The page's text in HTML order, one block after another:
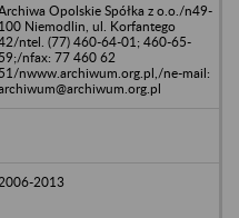
Opolskie Spółka z o.o./n49-
100 Niemodlin, ul. Korfantego
ntel. (77) 460-64-01; 460-65-
59;/nfax: 77 460 62
51/nwww.archiwum.org.pl,/ne-mail:
2006-2013